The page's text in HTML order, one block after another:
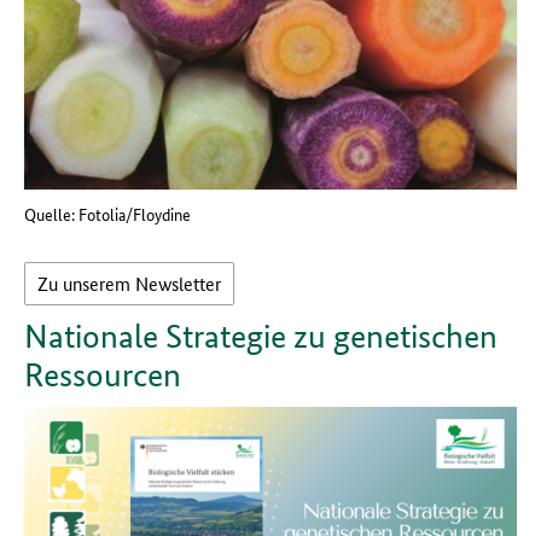
Quelle: Fotolia/Floydine
Zu unserem Newsletter
Nationale Strategie zu genetischen
Ressourcen